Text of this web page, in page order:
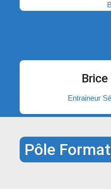
Brice
Entraineur
Pôle